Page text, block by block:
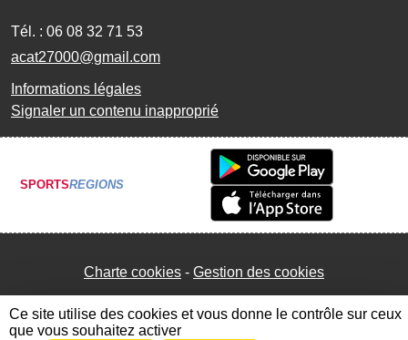
Tél. : 06 08 32 71 53
acat27000@gmail.com
Informations légales
Signaler un contenu inapproprié
SPORTSREGIONS
Charte cookies Gestion des cookies
Ce site utilise des cookies et vous donne le contrôle sur ceux
que vous souhaitez activer